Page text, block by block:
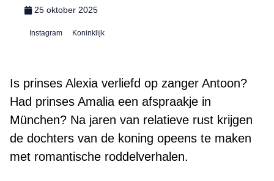
25 oktober 2025
Instagram Koninklijk
Is prinses Alexia verliefd op zanger Antoon?
Had prinses Amalia een afspraakje in
München? Na jaren van relatieve rust krijgen
de dochters van de koning opeens te maken
met romantische roddelverhalen.